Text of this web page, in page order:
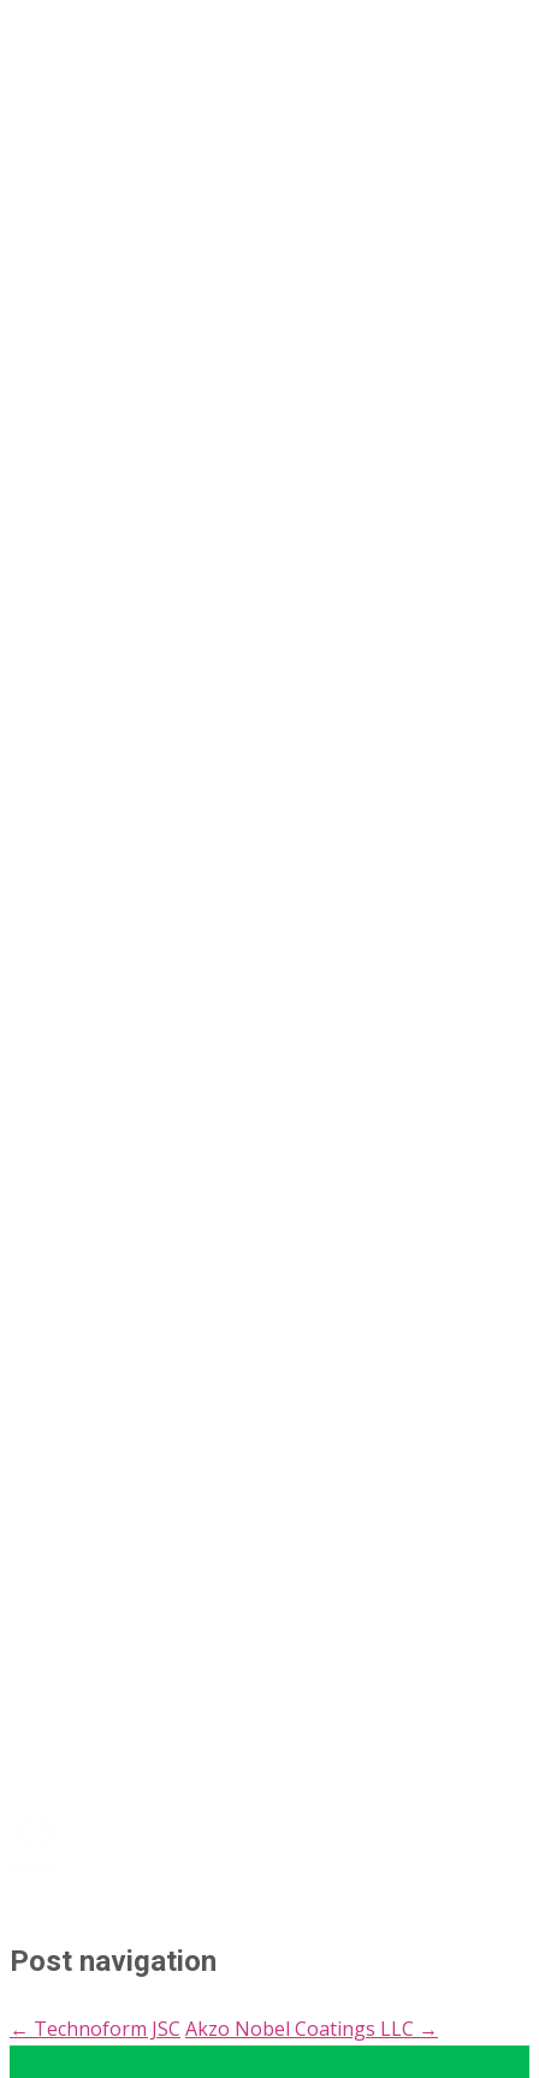
Post navigation
← Technoform JSC Akzo Nobel Coatings LLC →